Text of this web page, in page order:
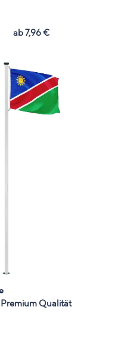
ab7,96€
Qualität